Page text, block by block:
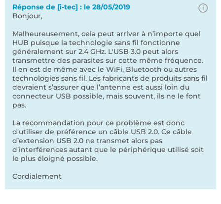
Réponse de [i-tec] : le 28/05/2019
Bonjour,
Malheureusement, cela peut arriver à n’importe quel
HUB puisque la technologie sans fil fonctionne
généralement sur 2.4 GHz. L'USB 3.0 peut alors
transmettre des parasites sur cette même fréquence.
Il en est de même avec le WiFi, Bluetooth ou autres
technologies sans fil. Les fabricants de produits sans fil
devraient s’assurer que l’antenne est aussi loin du
connecteur USB possible, mais souvent, ils ne le font
pas.
La recommandation pour ce problème est donc
d'utiliser de préférence un câble USB 2.0. Ce câble
d’extension USB 2.0 ne transmet alors pas
d’interférences autant que le périphérique utilisé soit
le plus éloigné possible.
Cordialement